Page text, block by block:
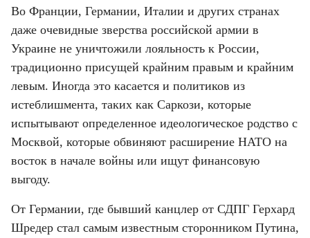
Во Франции, Германии, Италии и других странах
даже очевидные зверства российской армии в
Украине не уничтожили лояльность к России,
традиционно присущей крайним правым и крайним
левым. Иногда это касается и политиков из
истеблишмента, таких как Саркози, которые
испытывают определенное идеологическое родство с
Москвой, которые обвиняют расширение НАТО на
восток в начале войны или ищут финансовую
выгоду.
От Германии, где бывший канцлер от СДПГ Герхард
Шредер стал самым известным сторонником Путина,